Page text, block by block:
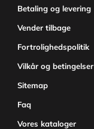
Betaling og levering
Vender tilbage
Fortrolighedspolitik
Vilkår og betingelser
Sitemap
Faq
Vores kataloger